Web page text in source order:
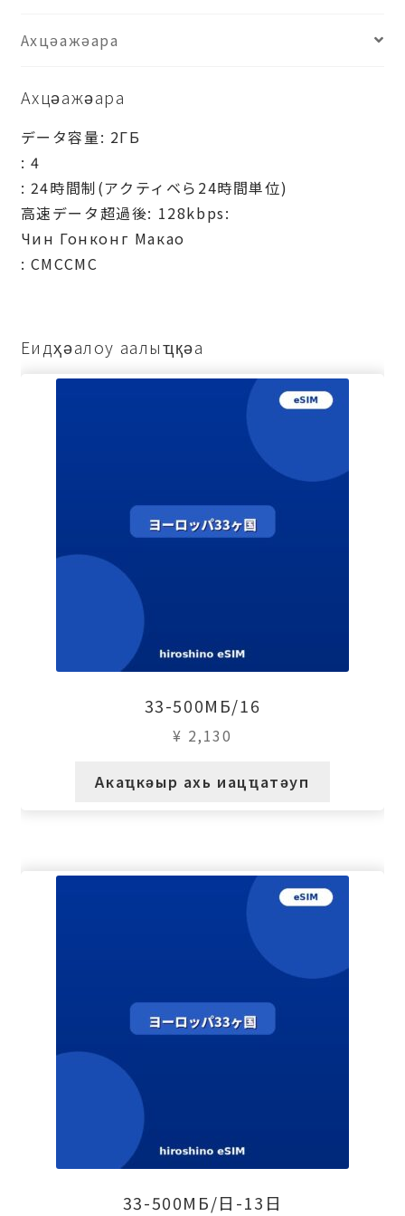
Ахцәажәара
Ахцәажәара
データ容量: 2ГБ
: 4
: 24時間制(アクティベら24時間単位)
高速データ超過後: 128kbps:
Чин Гонконг Макао
: СМССМС
Еидҳәалоу аалыҵқәа
33-500МБ/16
¥ 2,130
Акаҵкәыр ахь иацҵатәуп
33-500МБ/日-13日